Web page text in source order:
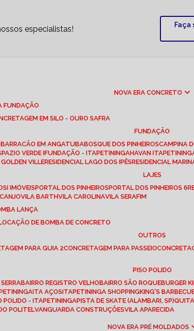
especialistas!
Faça
NOVA ERA CONCRETO
FUNDAÇÃO
EM SILO - OURO SAFRA
FUNDAÇÃO
BARRACÃO EM ANGATUBA BOSQUE DOS PINHEIROS CAMPINA
VERDE I FUNDAÇÃO - ITAPETININGA HAVAN
GOLDEN VILLE RESIDENCIAL LAGO DOS IPÊS RESIDENCIAL
LAJES
IMÓVEIS PORTAL DOS PINHEIROS PORTAL DOS PINHEIROS 6
VILA BARTH VILA CAROLINA VILA SERAFIM
LANÇA
LOCAÇÃO DE BOMBA DE CONCRETO
OUTROS
PARA GUIA 2 CONCRETAGEM PARA PASSEIO
PISO POLIDO
BAIRRO REGISTRO VELHO BAIRRO SÃO ROQUE BURGER
ITA AÇOS ITAPETININGA SHOPPING KING'S
POLIDO - ITAPETININGA PISTA DE SKATE (ALAMBARI, SP)
POLITEL VANGUARDA CONSTRUÇÕES VILA APARECIDA
NOVA ERA PRÉ MOLDADOS